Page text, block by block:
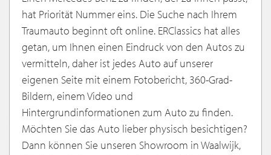
hat Priorität Nummer eins. Die Suche nach Ihrem
Traumauto beginnt oft online. ERClassics hat alles
getan, um Ihnen einen Eindruck von den Autos zu
vermitteln, daher ist jedes Auto auf unserer
eigenen Seite mit einem Fotobericht, 360-Grad-
Bildern, einem Video und
Hintergrundinformationen zum Auto zu finden.
Möchten Sie das Auto lieber physisch besichtigen?
Dann können Sie unseren Showroom in Waalwijk,